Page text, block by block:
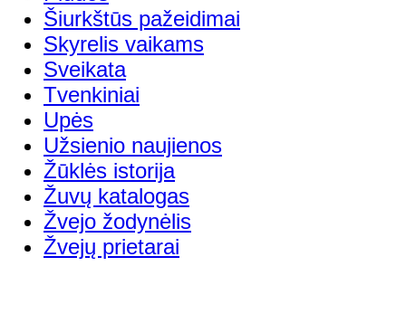
Šiurkštūs pažeidimai
Skyrelis vaikams
Sveikata
Tvenkiniai
Upės
Užsienio naujienos
Žūklės istorija
Žuvų katalogas
Žvejo žodynėlis
Žvejų prietarai